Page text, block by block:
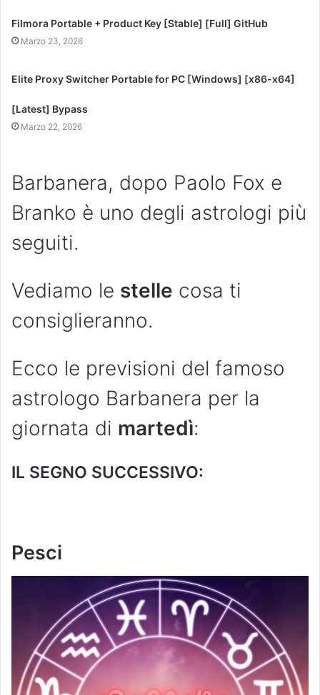
Filmora Portable + Product Key [Stable] [Full] GitHub
Marzo 23, 2026
Elite Proxy Switcher Portable for PC [Windows] [x86-x64]
[Latest] Bypass
Marzo 22, 2026
Barbanera, dopo Paolo Fox e
Branko è uno degli astrologi più
seguiti.
Vediamo le stelle cosa ti
consiglieranno.
Ecco le previsioni del famoso
astrologo Barbanera per la
giornata di martedì:
IL SEGNO SUCCESSIVO:
Pesci